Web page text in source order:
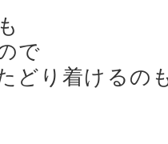
で
どり着けるの